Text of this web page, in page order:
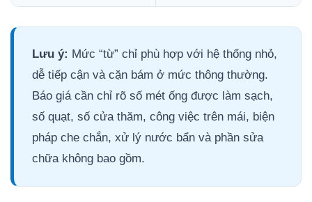
Lưu ý: Mức “từ” chỉ phù hợp với hệ thống nhỏ,
dễ tiếp cận và cặn bám ở mức thông thường.
Báo giá cần chỉ rõ số mét ống được làm sạch,
số quạt, số cửa thăm, công việc trên mái, biện
pháp che chắn, xử lý nước bẩn và phần sửa
chữa không bao gồm.